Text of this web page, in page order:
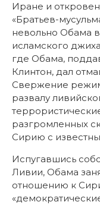
Иране и
«Братьев-
невольно Обама
исламского
где Обама,
Клинтон, дал
Свержение
развалу
разгромленных
Сирию с
Испугавшись
Ливии, Обама
отношению к